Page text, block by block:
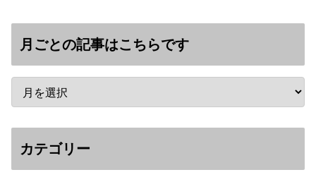
月ごとの記事はこちらです
カテゴリー